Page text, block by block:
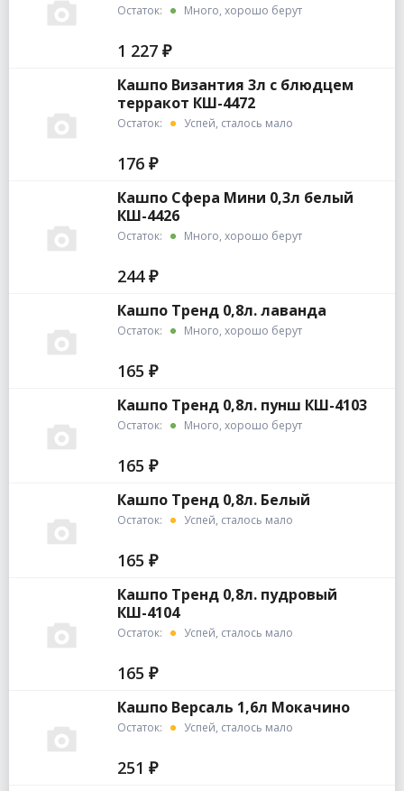
Остаток: Много, хорошо берут
1 227 ₽
Кашпо Византия 3л с блюдцем
терракот КШ-4472
Остаток: Успей, сталось мало
176 ₽
Кашпо Сфера Мини 0,3л белый
КШ-4426
Остаток: Много, хорошо берут
244 ₽
Кашпо Тренд 0,8л. лаванда
Остаток: Много, хорошо берут
165 ₽
Кашпо Тренд 0,8л. пунш КШ-4103
Остаток: Много, хорошо берут
165 ₽
Кашпо Тренд 0,8л. Белый
Остаток: Успей, сталось мало
165 ₽
Кашпо Тренд 0,8л. пудровый
КШ-4104
Остаток: Успей, сталось мало
165 ₽
Кашпо Версаль 1,6л Мокачино
Остаток: Успей, сталось мало
251 ₽